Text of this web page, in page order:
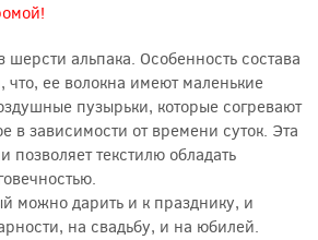
альпака. Особенность состава
что, ее волокна имеют маленькие
пузырьки, которые согревают
в зависимости от времени суток. Эта
позволяет текстилю обладать
можно дарить и к празднику, и
на свадьбу, и на юбилей.